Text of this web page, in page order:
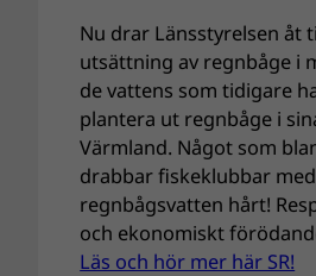
Nu drar Länsstyrelsen åt
utsättning av regnbåge i
de vattens som tidigare
plantera ut regnbåge i
Värmland. Något som
drabbar fiskeklubbar med
regnbågsvatten hårt!
och ekonomiskt
Läs och hör mer här SR!